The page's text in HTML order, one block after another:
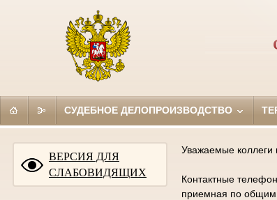
СУДЕБНОЕ ДЕЛОПРОИЗВОДСТВО
ВЕРСИЯ ДЛЯ
СЛАБОВИДЯЩИХ
Уважаемые коллеги
Контактные
приемная по общим